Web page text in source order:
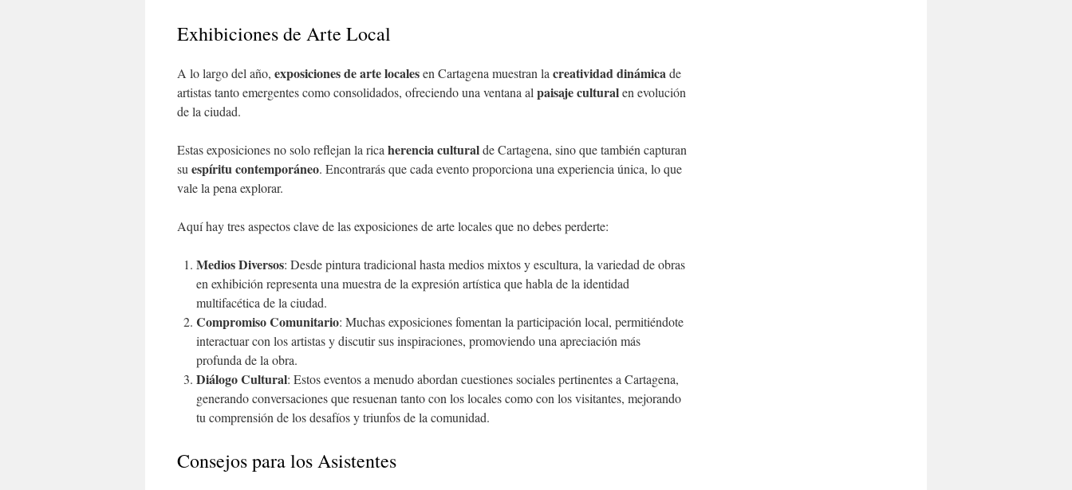
Exhibiciones de Arte Local
A lo largo del año, exposiciones de arte localesen Cartagena muestran la creatividad dinámicade
artistas tanto emergentes como consolidados, ofreciendo una ventana al paisaje culturalen evolución
de la ciudad.
Estas exposiciones no solo reflejan la rica herencia culturalde Cartagena, sino que también capturan
su espíritu contemporáneo. Encontrarás que cada evento proporciona una experiencia única, lo que
vale la pena explorar.
Aquí hay tres aspectos clave de las exposiciones de arte locales que no debes perderte:
Medios Diversos: Desde pintura tradicional hasta medios mixtos y escultura, la variedad de obras
en exhibición representa una muestra de la expresión artística que habla de la identidad
multifacética de la ciudad.
Compromiso Comunitario: Muchas exposiciones fomentan la participación local, permitiéndote
interactuar con los artistas y discutir sus inspiraciones, promoviendo una apreciación más
profunda de la obra.
Diálogo Cultural: Estos eventos a menudo abordan cuestiones sociales pertinentes a Cartagena,
generando conversaciones que resuenan tanto con los locales como con los visitantes, mejorando
tu comprensión de los desafíos y triunfos de la comunidad.
Consejos para los Asistentes